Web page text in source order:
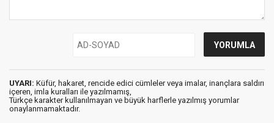
UYARI: Küfür, hakaret, rencide edici cümleler veya imalar, inançlara saldırı
içeren, imla kuralları ile yazılmamış,
Türkçe karakter kullanılmayan ve büyük harflerle yazılmış yorumlar
onaylanmamaktadır.